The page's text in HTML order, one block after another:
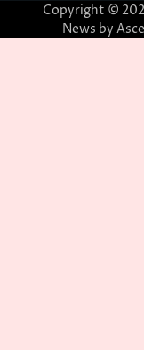
Copyright ©
News by